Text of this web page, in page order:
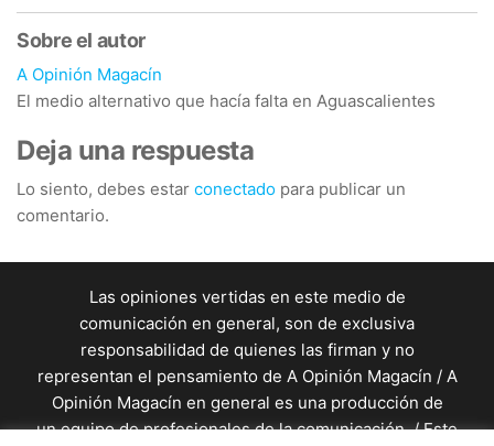
Sobre el autor
A Opinión Magacín
El medio alternativo que hacía falta en Aguascalientes
Deja una respuesta
Lo siento, debes estar conectado para publicar un
comentario.
Las opiniones vertidas en este medio de
comunicación en general, son de exclusiva
responsabilidad de quienes las firman y no
representan el pensamiento de A Opinión Magacín / A
Opinión Magacín en general es una producción de
un equipo de profesionales de la comunicación. / Este